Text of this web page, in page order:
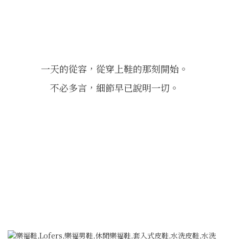
一天的從容，從穿上鞋的那刻開始。
不必多言，細節早已說明一切。